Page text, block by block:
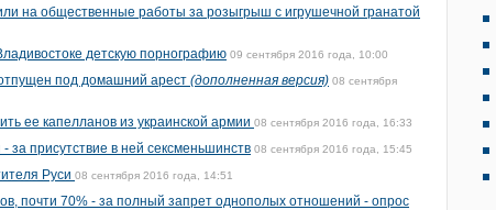
на общественные работы за розыгрыш с игрушечной гранатой
детскую порнографию 09 сентября 2016 года, 10:00
под домашний арест (дополненная версия) 08 сентября
ее капелланов из украинской армии 08 сентября 2016 года, 16:33
за присутствие в ней сексменьшинств 08 сентября 2016 года, 15:45
Руси 08 сентября 2016 года, 14:51
почти 70% - за полный запрет однополых отношений - опрос